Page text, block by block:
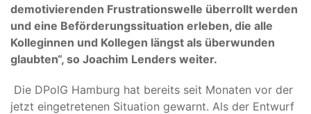
demotivierenden Frustrationswelle überrollt werden
und eine Beförderungssituation erleben, die alle
Kolleginnen und Kollegen längst als überwunden
glaubten“, so Joachim Lenders weiter.
Die DPolG Hamburg hat bereits seit Monaten vor der
jetzt eingetretenen Situation gewarnt. Als der Entwurf